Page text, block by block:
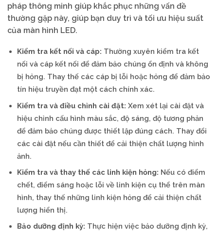
pháp thông minh giúp khắc phục những vấn đề
thường gặp này, giúp bạn duy trì và tối ưu hiệu suất
của màn hình LED.
Kiểm tra kết nối và cáp: Thường xuyên kiểm tra kết
nối và cáp kết nối để đảm bảo chúng ổn định và không
bị hỏng. Thay thế các cáp bị lỗi hoặc hỏng để đảm bảo
tín hiệu truyền đạt một cách chính xác.
Kiểm tra và điều chỉnh cài đặt: Xem xét lại cài đặt và
hiệu chỉnh cấu hình màu sắc, độ sáng, độ tương phản
để đảm bảo chúng được thiết lập đúng cách. Thay đổi
các cài đặt nếu cần thiết để cải thiện chất lượng hình
ảnh.
Kiểm tra và thay thế các linh kiện hỏng: Nếu có điểm
chết, điểm sáng hoặc lỗi về linh kiện cụ thể trên màn
hình, thay thế những linh kiện hỏng để cải thiện chất
lượng hiển thị.
Bảo dưỡng định kỳ: Thực hiện việc bảo dưỡng định kỳ,